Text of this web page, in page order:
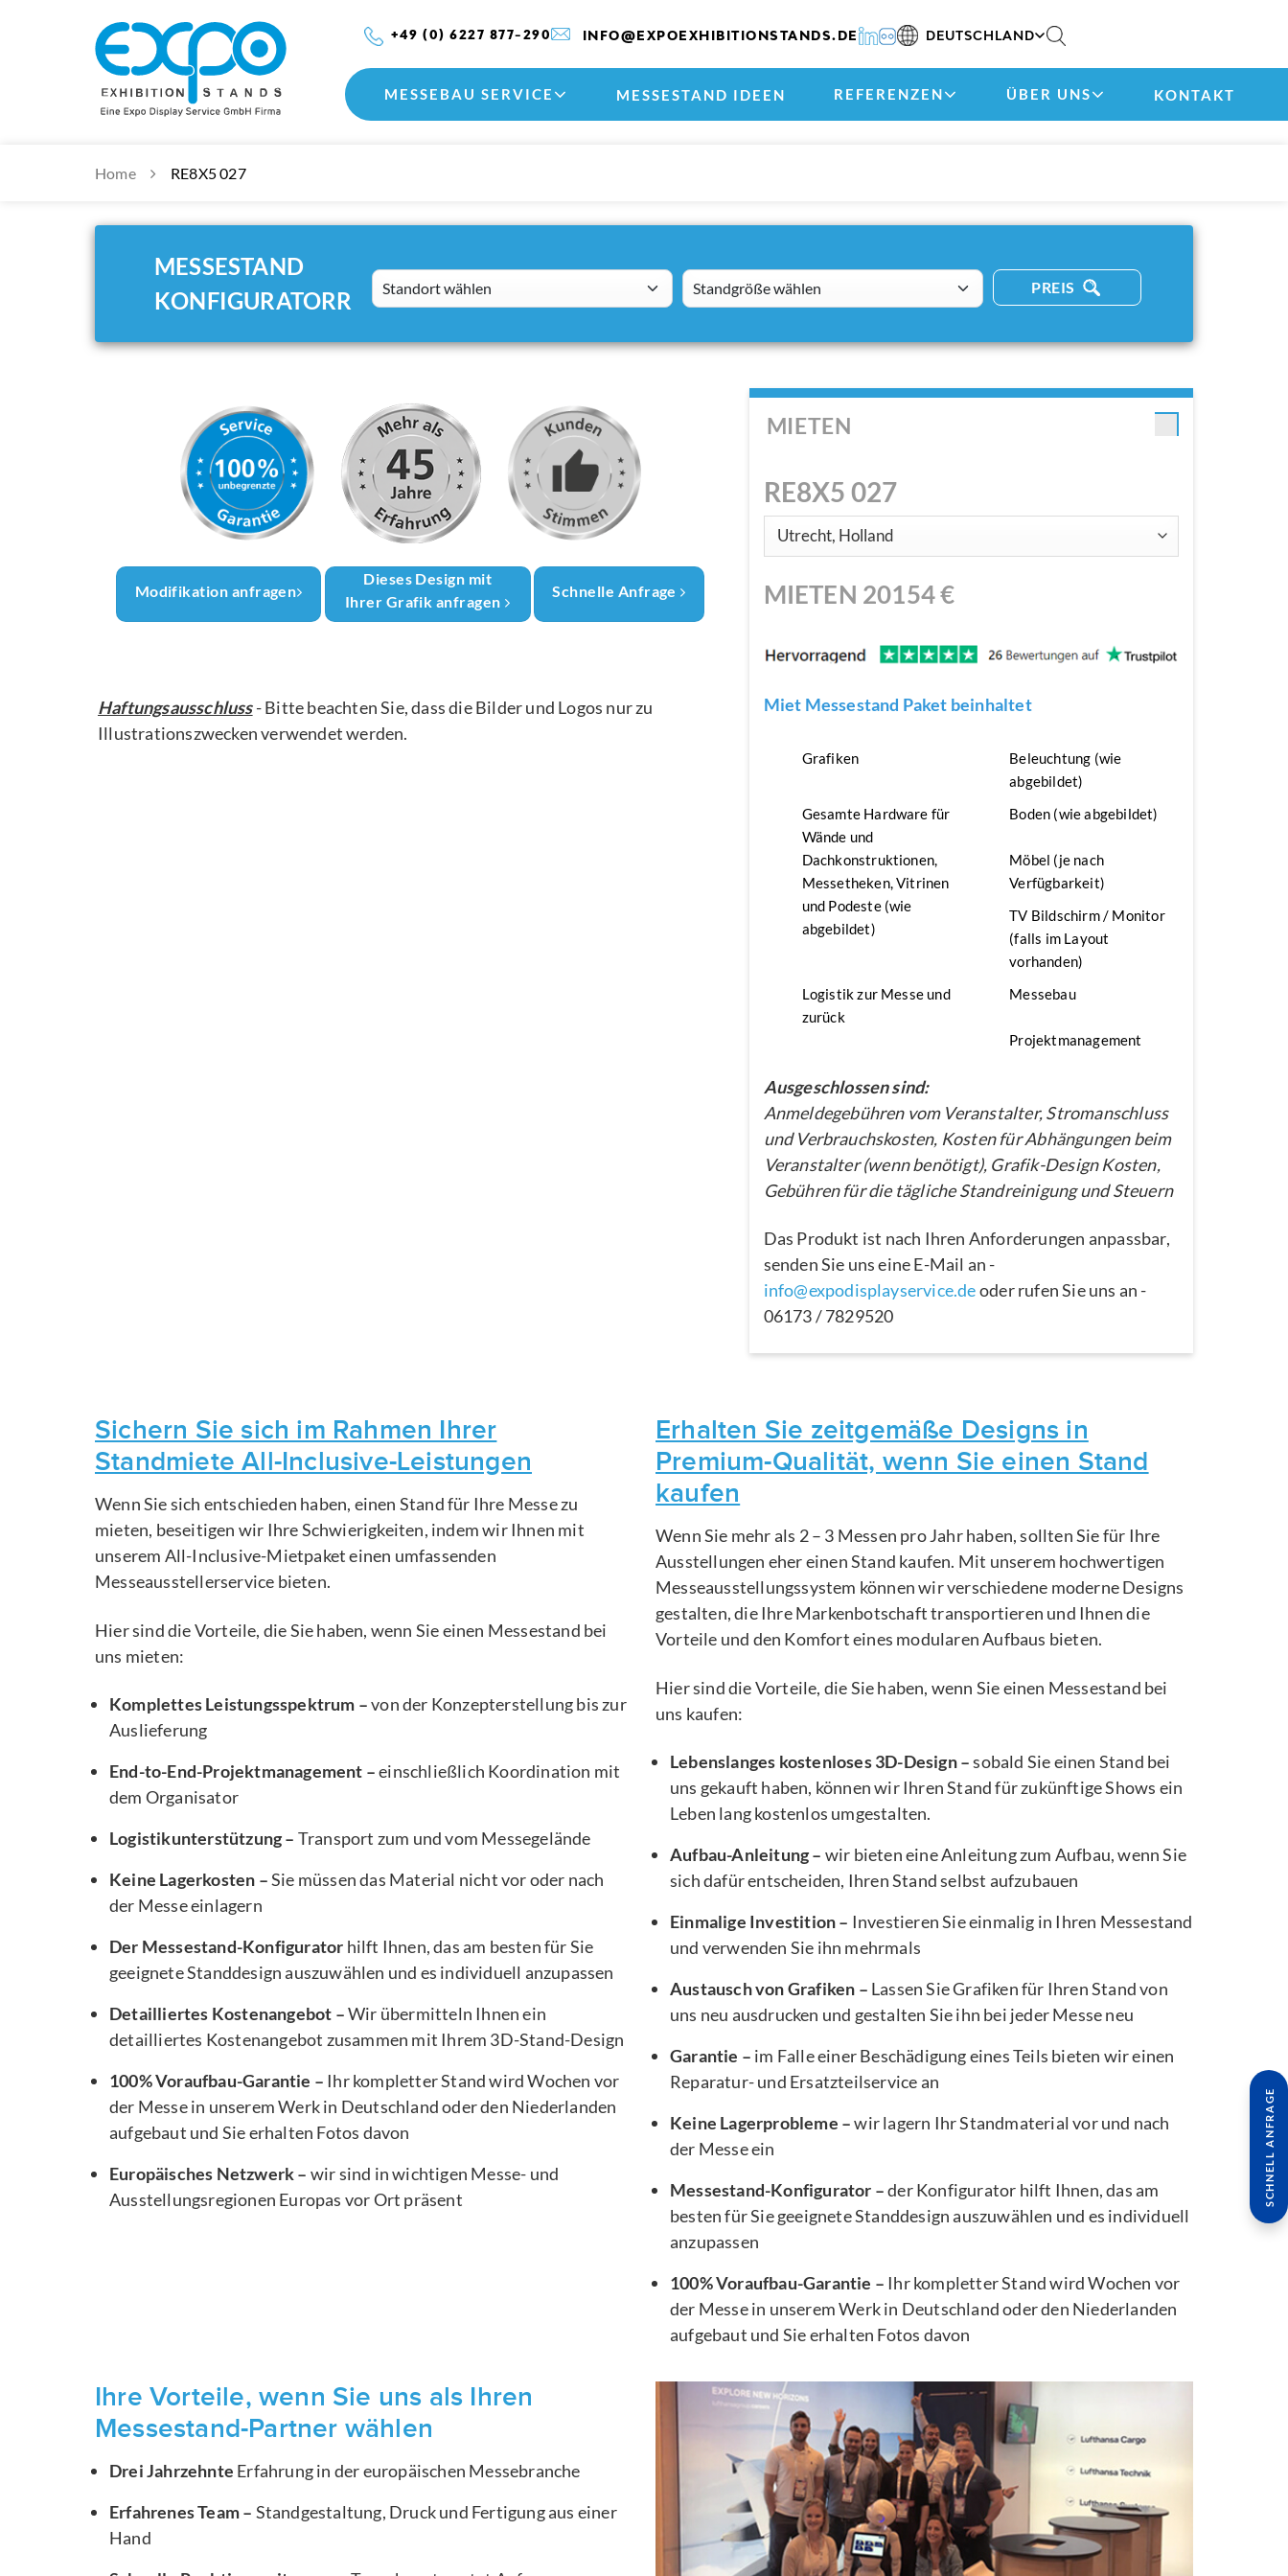
+49 (0) 6227 877-290 INFO@EXPOEXHIBITIONSTANDS.DE DEUTSCHLAND
MESSEBAU SERVICE MESSESTAND IDEEN REFERENZEN ÜBER UNS KONTAKT
Home RE8X5 027
MESSESTAND
KONFIGURATORR
Standort wählen standsizes PREIS
Modifikation anfragen
Dieses Design mit
Ihrer Grafik anfragen
Schnelle Anfrage
Haftungsausschluss- Bitte beachten Sie, dass die Bilder und Logos nur zu
Illustrationszwecken verwendet werden.
MIETEN
RE8X5 027
MIETEN 20154€
Miet Messestand Paket beinhaltet
Grafiken
Beleuchtung (wie
abgebildet)
Gesamte Hardware für
Wände und
Dachkonstruktionen,
Messetheken, Vitrinen
und Podeste (wie
abgebildet)
Boden (wie abgebildet)
Möbel (je nach
Verfügbarkeit)
TV Bildschirm / Monitor
(falls im Layout
vorhanden)
Logistik zur Messe und
zurück
Messebau
Projektmanagement
Ausgeschlossen sind:
Anmeldegebühren vom Veranstalter, Stromanschluss
und Verbrauchskosten, Kosten für Abhängungen beim
Veranstalter (wenn benötigt), Grafik-Design Kosten,
Gebühren für die tägliche Standreinigung und Steuern
Das Produkt ist nach Ihren Anforderungen anpassbar,
senden Sie uns eine E-Mail an -
info@expodisplayservice.deoder rufen Sie uns an -
06173 / 7829520
Sichern Sie sich im Rahmen Ihrer
Standmiete All-Inclusive-Leistungen
Wenn Sie sich entschieden haben, einen Stand für Ihre Messe zu
mieten, beseitigen wir Ihre Schwierigkeiten, indem wir Ihnen mit
unserem All-Inclusive-Mietpaket einen umfassenden
Messeausstellerservice bieten.
Hier sind die Vorteile, die Sie haben, wenn Sie einen Messestand bei
uns mieten:
Komplettes Leistungsspektrum –von der Konzepterstellung bis zur
Auslieferung
End-to-End-Projektmanagement –einschließlich Koordination mit
dem Organisator
Logistikunterstützung – Transport zum und vom Messegelände
Keine Lagerkosten –Sie müssen das Material nicht vor oder nach
der Messe einlagern
Der Messestand-Konfigurator hilft Ihnen, das am besten für Sie
geeignete Standdesign auszuwählen und es individuell anzupassen
Detailliertes Kostenangebot –Wir übermitteln Ihnen ein
detailliertes Kostenangebot zusammen mit Ihrem 3D-Stand-Design
100% Voraufbau-Garantie – Ihr kompletter Stand wird Wochen vor
der Messe in unserem Werk in Deutschland oder den Niederlanden
aufgebaut und Sie erhalten Fotos davon
Europäisches Netzwerk – wir sind in wichtigen Messe- und
Ausstellungsregionen Europas vor Ort präsent
Erhalten Sie zeitgemäße Designs in
Premium-Qualität, wenn Sie einen Stand
kaufen
Wenn Sie mehr als 2 – 3 Messen pro Jahr haben, sollten Sie für Ihre
Ausstellungen eher einen Stand kaufen. Mit unserem hochwertigen
Messeausstellungssystem können wir verschiedene moderne Designs
gestalten, die Ihre Markenbotschaft transportieren und Ihnen die
Vorteile und den Komfort eines modularen Aufbaus bieten.
Hier sind die Vorteile, die Sie haben, wenn Sie einen Messestand bei
uns kaufen:
Lebenslanges kostenloses 3D-Design –sobald Sie einen Stand bei
uns gekauft haben, können wir Ihren Stand für zukünftige Shows ein
Leben lang kostenlos umgestalten.
Aufbau-Anleitung – wir bieten eine Anleitung zum Aufbau, wenn Sie
sich dafür entscheiden, Ihren Stand selbst aufzubauen
Einmalige Investition – Investieren Sie einmalig in Ihren Messestand
und verwenden Sie ihn mehrmals
Austausch von Grafiken – Lassen Sie Grafiken für Ihren Stand von
uns neu ausdrucken und gestalten Sie ihn bei jeder Messe neu
Garantie – im Falle einer Beschädigung eines Teils bieten wir einen
Reparatur- und Ersatzteilservice an
Keine Lagerprobleme –wir lagern Ihr Standmaterial vor und nach
der Messe ein
Messestand-Konfigurator –der Konfigurator hilft Ihnen, das am
besten für Sie geeignete Standdesign auszuwählen und es individuell
anzupassen
100% Voraufbau-Garantie – Ihr kompletter Stand wird Wochen vor
der Messe in unserem Werk in Deutschland oder den Niederlanden
aufgebaut und Sie erhalten Fotos davon
Ihre Vorteile, wenn Sie uns als Ihren
Messestand-Partner wählen
Drei Jahrzehnte Erfahrung in der europäischen Messebranche
Erfahrenes Team – Standgestaltung, Druck und Fertigung aus einer
Hand
SCHNELL ANFRAGE